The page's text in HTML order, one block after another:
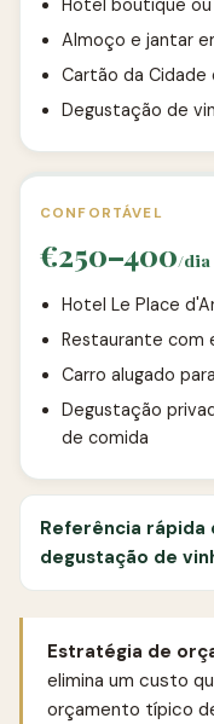
Hotel boutique
Almoço e jantar
Cartão da Cidade
Degustação de
CONFORTÁVEL
€250–400/dia
Hotel Le Place
Restaurante com
Carro alugado
Degustação
de comida
Referência rápida
degustação de
Estratégia de
elimina um custo
orçamento típico